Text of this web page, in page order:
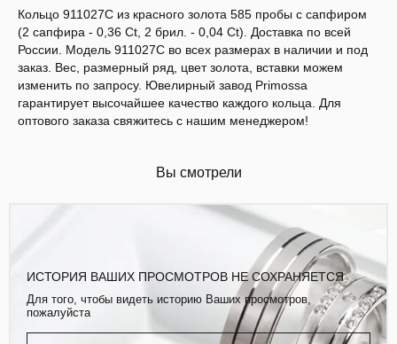
Кольцо 911027С из красного золота 585 пробы с сапфиром
(2 сапфира - 0,36 Ct, 2 брил. - 0,04 Ct). Доставка по всей
России. Модель 911027С во всех размерах в наличии и под
заказ. Вес, размерный ряд, цвет золота, вставки можем
изменить по запросу. Ювелирный завод Primossa
гарантирует высочайшее качество каждого кольца. Для
оптового заказа свяжитесь с нашим менеджером!
Вы смотрели
ИСТОРИЯ ВАШИХ ПРОСМОТРОВ НЕ СОХРАНЯЕТСЯ
Для того, чтобы видеть историю Ваших просмотров,
пожалуйста